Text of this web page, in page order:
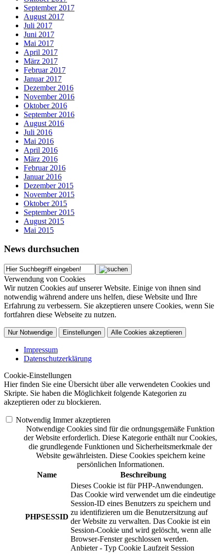
September 2017
August 2017
Juli 2017
Juni 2017
Mai 2017
April 2017
März 2017
Februar 2017
Januar 2017
Dezember 2016
November 2016
Oktober 2016
September 2016
August 2016
Juli 2016
Mai 2016
April 2016
März 2016
Februar 2016
Januar 2016
Dezember 2015
November 2015
Oktober 2015
September 2015
August 2015
Mai 2015
News durchsuchen
Verwendung von Cookies
Wir nutzen Cookies auf unserer Website. Einige von ihnen sind
notwendig während andere uns helfen, diese Website und Ihre
Erfahrung zu verbessern. Sie akzeptieren unsere Cookies, wenn Sie
fortfahren diese Webseite zu nutzen.
Nur Notwendige Einstellungen Alle Cookies akzeptieren
Impressum
Datenschutzerklärung
Cookie-Einstellungen
Hier finden Sie eine Übersicht über alle verwendeten Cookies und
Skripte. Sie haben die Möglichkeit folgende Kategorien zu
akzeptieren oder zu blockieren.
Notwendig Immer akzeptieren
Notwendige Cookies sind für die ordnungsgemäße Funktion
der Website erforderlich. Diese Kategorie enthält nur Cookies,
die grundlegende Funktionen und Sicherheitsmerkmale der
Website gewährleisten. Diese Cookies speichern keine
persönlichen Informationen.
Name
Beschreibung
PHPSESSID
Dieses Cookie ist für PHP-Anwendungen.
Das Cookie wird verwendet um die eindeutige
Session-ID eines Benutzers zu speichern und
zu identifizieren um die Benutzersitzung auf
der Website zu verwalten. Das Cookie ist ein
Session-Cookie und wird gelöscht, wenn alle
Browser-Fenster geschlossen werden.
Anbieter - Typ Cookie Laufzeit Session